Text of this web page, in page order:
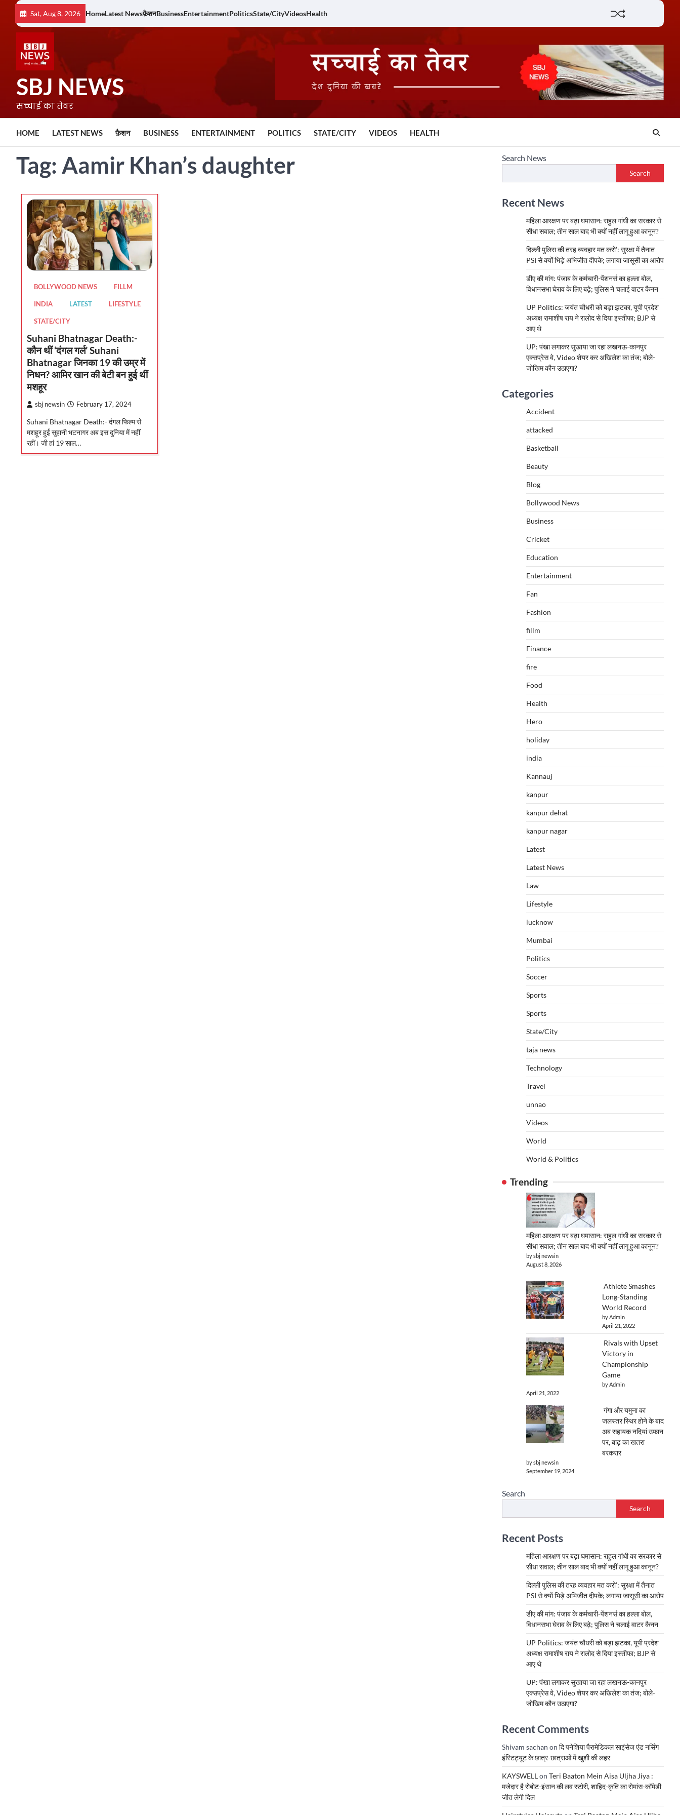
content
Sat, Aug 8, 2026 HomeLatest Newsफ़ैशनBusinessEntertainmentPoliticsState/CityVideosHealth
SBJ NEWS
सच्चाई का तेवर
HOME LATEST NEWS फ़ैशन BUSINESS ENTERTAINMENT POLITICS STATE/CITY VIDEOS HEALTH
Tag: Aamir Khan’s daughter
BOLLYWOOD NEWS FILLM
INDIA LATEST LIFESTYLE
STATE/CITY
Suhani Bhatnagar Death:-
कौन थीं ‘दंगल गर्ल’ Suhani
Bhatnagar जिनका 19 की उम्र में
निधन? आमिर खान की बेटी बन हुई थीं
मशहूर
sbj newsin February 17, 2024
Suhani Bhatnagar Death:- दंगल फिल्म से
मशहूर हुईं सुहानी भटनागर अब इस दुनिया में नहीं
रहीं। जी हां 19 साल…
Search News
Search
Recent News
महिला आरक्षण पर बढ़ा घमासान: राहुल गांधी का सरकार से
सीधा सवाल; तीन साल बाद भी क्यों नहीं लागू हुआ कानून?
दिल्ली पुलिस की तरह व्यवहार मत करो’: सुरक्षा में तैनात
PSI से क्यों भिड़े अभिजीत दीपके; लगाया जासूसी का आरोप
डीए की मांग: पंजाब के कर्मचारी-पेंशनर्स का हल्ला बोल,
विधानसभा घेराव के लिए बढ़े; पुलिस ने चलाई वाटर कैनन
UP Politics: जयंत चौधरी को बड़ा झटका, यूपी प्रदेश
अध्यक्ष रामाशीष राय ने रालोद से दिया इस्तीफा; BJP से
आए थे
UP: पंखा लगाकर सुखाया जा रहा लखनऊ-कानपुर
एक्सप्रेस वे, Video शेयर कर अखिलेश का तंज; बोले-
जोखिम कौन उठाएगा?
Categories
Accident
attacked
Basketball
Beauty
Blog
Bollywood News
Business
Cricket
Education
Entertainment
Fan
Fashion
fillm
Finance
fire
Food
Health
Hero
holiday
india
Kannauj
kanpur
kanpur dehat
kanpur nagar
Latest
Latest News
Law
Lifestyle
lucknow
Mumbai
Politics
Soccer
Sports
Sports
State/City
taja news
Technology
Travel
unnao
Videos
World
World & Politics
Trending
महिला आरक्षण पर बढ़ा घमासान: राहुल गांधी का सरकार से
सीधा सवाल; तीन साल बाद भी क्यों नहीं लागू हुआ कानून?
by sbj newsin
August 8, 2026
Athlete Smashes
Long-Standing
World Record
by Admin
April 21, 2022
Rivals with Upset
Victory in
Championship
Game
by Admin
April 21, 2022
गंगा और यमुना का
जलस्तर स्थिर होने के बाद
अब सहायक नदियां उफान
पर, बाढ़ का खतरा
बरकरार
by sbj newsin
September 19, 2024
Search
Search
Recent Posts
महिला आरक्षण पर बढ़ा घमासान: राहुल गांधी का सरकार से
सीधा सवाल; तीन साल बाद भी क्यों नहीं लागू हुआ कानून?
दिल्ली पुलिस की तरह व्यवहार मत करो’: सुरक्षा में तैनात
PSI से क्यों भिड़े अभिजीत दीपके; लगाया जासूसी का आरोप
डीए की मांग: पंजाब के कर्मचारी-पेंशनर्स का हल्ला बोल,
विधानसभा घेराव के लिए बढ़े; पुलिस ने चलाई वाटर कैनन
UP Politics: जयंत चौधरी को बड़ा झटका, यूपी प्रदेश
अध्यक्ष रामाशीष राय ने रालोद से दिया इस्तीफा; BJP से
आए थे
UP: पंखा लगाकर सुखाया जा रहा लखनऊ-कानपुर
एक्सप्रेस वे, Video शेयर कर अखिलेश का तंज; बोले-
जोखिम कौन उठाएगा?
Recent Comments
Shivam sachan on दि पनेशिया पैरामेडिकल साइंसेज एंड नर्सिंग
इंस्टिट्यूट के छात्र-छात्राओं में खुशी की लहर
KAYSWELLon Teri Baaton Mein Aisa Uljha Jiya :
मजेदार है रोबोट-इंसान की लव स्टोरी, शाहिद-कृति का रोमांस-कॉमेडी
जीत लेगी दिल